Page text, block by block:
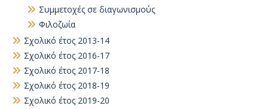
Συμμετοχές σε διαγωνισμούς
Φιλοζωία
Σχολικό έτος 2013-14
Σχολικό έτος 2016-17
Σχολικό έτος 2017-18
Σχολικό έτος 2018-19
Σχολικό έτος 2019-20